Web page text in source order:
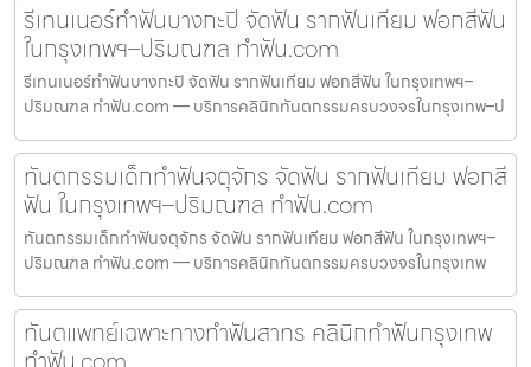
รีเทนเนอร์ทำฟันบางกะปิ จัดฟัน รากฟันเทียม ฟอกสีฟัน
ในกรุงเทพฯ–ปริมณฑล ทำฟัน.com
รีเทนเนอร์ทำฟันบางกะปิ จัดฟัน รากฟันเทียม ฟอกสีฟัน ในกรุงเทพฯ–
ปริมณฑล ทำฟัน.com — บริการคลินิกทันตกรรมครบวงจรในกรุงเทพ–ป
ทันตกรรมเด็กทำฟันจตุจักร จัดฟัน รากฟันเทียม ฟอกสี
ฟัน ในกรุงเทพฯ–ปริมณฑล ทำฟัน.com
ทันตกรรมเด็กทำฟันจตุจักร จัดฟัน รากฟันเทียม ฟอกสีฟัน ในกรุงเทพฯ–
ปริมณฑล ทำฟัน.com — บริการคลินิกทันตกรรมครบวงจรในกรุงเทพ
ทันตแพทย์เฉพาะทางทำฟันสาทร คลินิกทำฟันกรุงเทพ